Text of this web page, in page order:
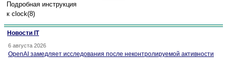
Подробная инструкция
к clock(8)
Новости IT
6 августа 2026
OpenAI замедляет исследования после неконтролируемой активности